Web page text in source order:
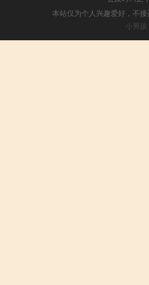
本站仅为个人兴趣爱好，不
小男孩